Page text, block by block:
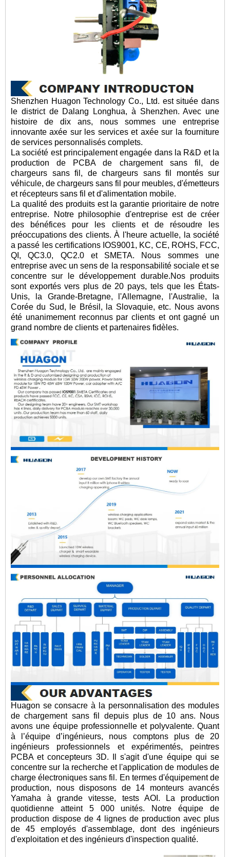
Shenzhen Huagon Technology Co., Ltd. est située dans
le district de Dalang Longhua, à Shenzhen. Avec une
histoire de dix ans, nous sommes une entreprise
innovante axée sur les services et axée sur la fourniture
de services personnalisés complets.
La société est principalement engagée dans la R&D et la
production de PCBA de chargement sans fil, de
chargeurs sans fil, de chargeurs sans fil montés sur
véhicule, de chargeurs sans fil pour meubles, d'émetteurs
et récepteurs sans fil et d'alimentation mobile.
La qualité des produits est la garantie prioritaire de notre
entreprise. Notre philosophie d'entreprise est de créer
des bénéfices pour les clients et de résoudre les
préoccupations des clients. À l'heure actuelle, la société
a passé les certifications IOS9001, KC, CE, ROHS, FCC,
QI, QC3.0, QC2.0 et SMETA. Nous sommes une
entreprise avec un sens de la responsabilité sociale et se
concentre sur le développement durable.Nos produits
sont exportés vers plus de 20 pays, tels que les États-
Unis, la Grande-Bretagne, l'Allemagne, l'Australie, la
Corée du Sud, le Brésil, la Slovaquie, etc. Nous avons
été unanimement reconnus par clients et ont gagné un
grand nombre de clients et partenaires fidèles.
Huagon se consacre à la personnalisation des modules
de chargement sans fil depuis plus de 10 ans. Nous
avons une équipe professionnelle et polyvalente. Quant
à l’équipe d’ingénieurs, nous comptons plus de 20
ingénieurs professionnels et expérimentés, peintres
PCBA et concepteurs 3D. Il s'agit d'une équipe qui se
concentre sur la recherche et l'application de modules de
charge électroniques sans fil. En termes d'équipement de
production, nous disposons de 14 monteurs avancés
Yamaha à grande vitesse, tests AOI. La production
quotidienne atteint 5 000 unités. Notre équipe de
production dispose de 4 lignes de production avec plus
de 45 employés d'assemblage, dont des ingénieurs
d'exploitation et des ingénieurs d'inspection qualité.